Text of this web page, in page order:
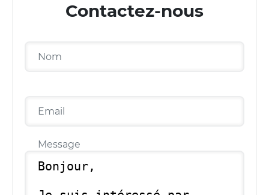
Contactez-nous
Nom
Email
Message